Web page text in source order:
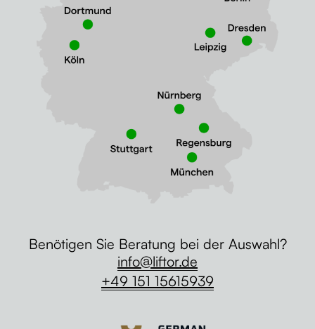
Benötigen Sie Beratung bei der Auswahl?
info@liftor.de
+49 151 15615939